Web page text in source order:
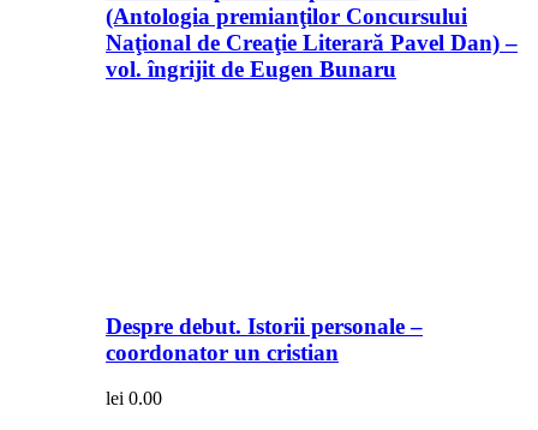
(Antologia premianţilor Concursului
Naţional de Creaţie Literară Pavel Dan) –
vol. îngrijit de Eugen Bunaru
Despre debut. Istorii personale –
coordonator un cristian
lei 0.00